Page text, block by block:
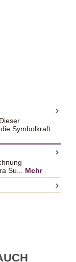
oder benutze die
Symbolkraft
Su... Mehr